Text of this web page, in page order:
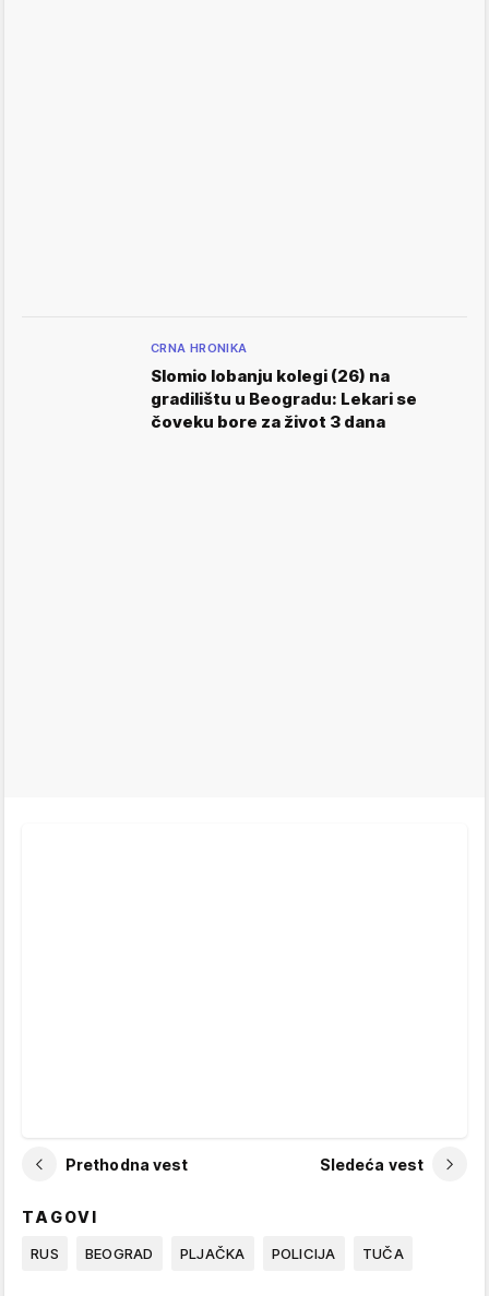
CRNA HRONIKA
Slomio lobanju kolegi (26) na
gradilištu u Beogradu: Lekari se
čoveku bore za život 3 dana
Prethodna vest Sledeća vest
TAGOVI
RUS BEOGRAD PLJAČKA POLICIJA TUČA